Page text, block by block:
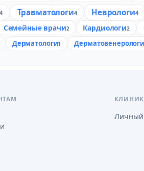
4 Травматологи4 Неврологи4
Семейные врачи2 Кардиологи2
Дерматологи1 Дерматовенерологи
Личный